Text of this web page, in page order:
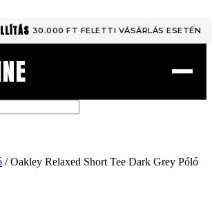
30.000 FT FELETTI VÁSÁRLÁS ESETÉN
/ Oakley Relaxed Short Tee Dark Grey Póló